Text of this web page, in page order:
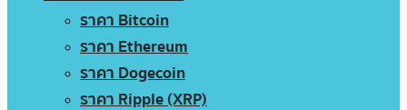
ราคา Bitcoin
ราคา Ethereum
ราคา Dogecoin
ราคา Ripple (XRP)